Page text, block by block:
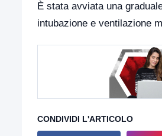
È stata avviata una
intubazione e ventilazione
CONDIVIDI L'ARTICOLO